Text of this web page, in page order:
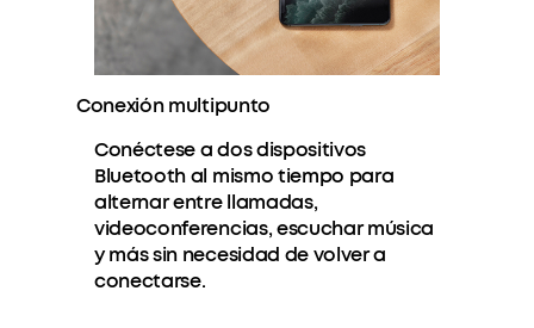
Conexión multipunto
Conéctese a dos dispositivos
Bluetooth al mismo tiempo para
alternar entre llamadas,
videoconferencias, escuchar música
y más sin necesidad de volver a
conectarse.